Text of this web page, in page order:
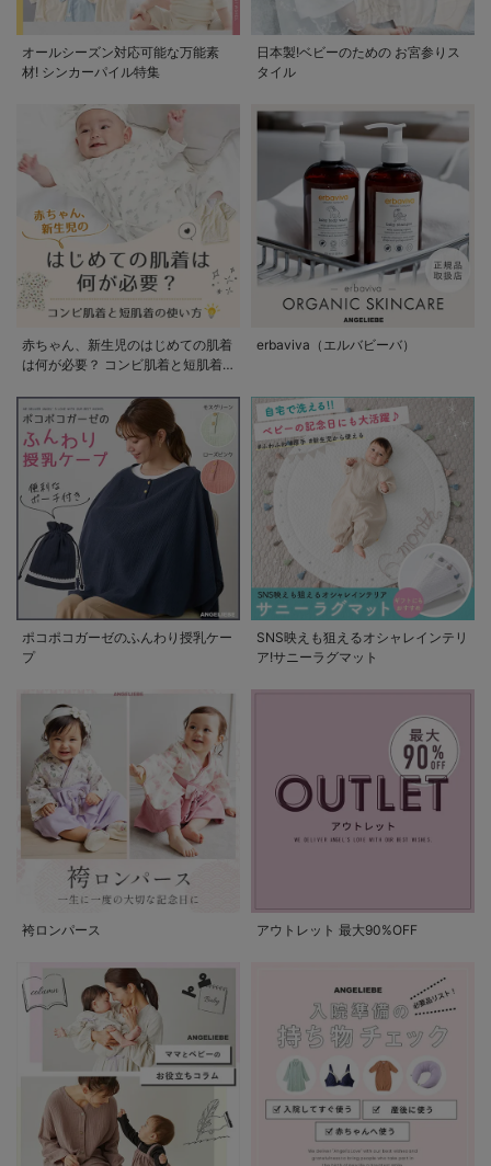
オールシーズン対応可能な万能素
材! シンカーパイル特集
日本製!ベビーのための お宮参りス
タイル
赤ちゃん、新生児のはじめての肌着
は何が必要？ コンビ肌着と短肌着
erbaviva（エルバビーバ）
ポコポコガーゼのふんわり授乳ケー
プ
SNS映えも狙えるオシャレインテリ
ア!サニーラグマット
袴ロンパース アウトレット 最大90%OFF